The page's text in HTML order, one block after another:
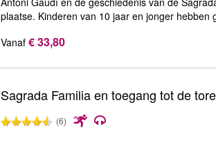
plaatse. Kinderen van 10 jaar en jonger hebben
Vanaf € 33,80
Sagrada Familia en toegang tot de
(6)